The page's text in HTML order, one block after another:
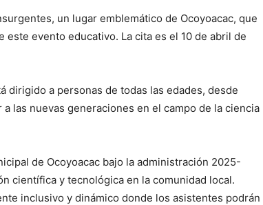
un lugar emblemático de Ocoyoacac, que
evento educativo. La cita es el 10 de abril de
dirigido a personas de todas las edades, desde
las nuevas generaciones en el campo de la ciencia
de Ocoyoacac bajo la administración 2025-
científica y tecnológica en la comunidad local.
inclusivo y dinámico donde los asistentes podrán